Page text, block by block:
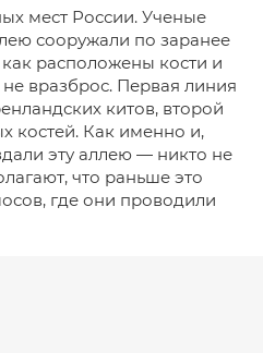
мест России. Ученые
сооружали по заранее
расположены кости и
вразброс. Первая линия
китов, второй
костей. Как именно и,
эту аллею — никто не
что раньше это
где они проводили